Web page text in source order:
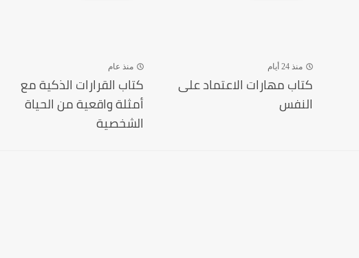
منذ 24 أيام
كتاب مهارات الاعتماد على
النفس
منذ عام
كتاب القرارات الذكية مع
أمثلة واقعية من الحياة
الشخصية